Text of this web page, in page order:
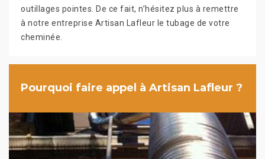
outillages pointes. De ce fait, n’hésitez plus à remettre
à notre entreprise Artisan Lafleur le tubage de votre
cheminée.
Pourquoi faire appel à Artisan Lafleur ?